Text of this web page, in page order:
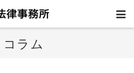
コラム
HOME